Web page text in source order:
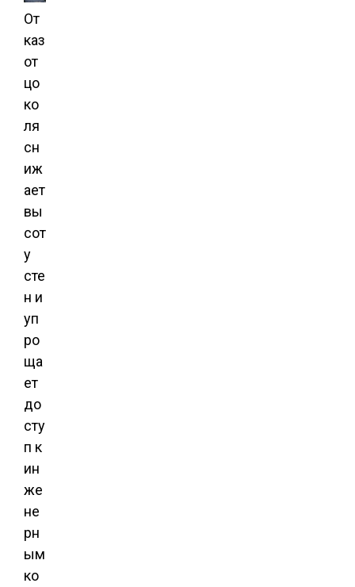
От
каз
от
цо
ко
ля
сн
иж
ает
вы
сот
у
сте
н и
уп
ро
ща
ет
до
сту
п к
ин
же
не
рн
ым
ко